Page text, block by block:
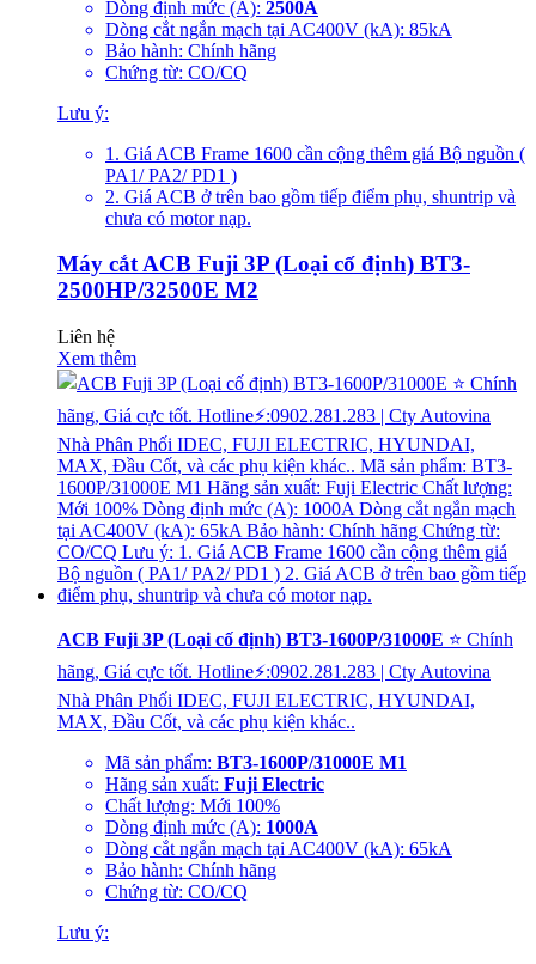
Dòng định mức (A): 2500A
Dòng cắt ngắn mạch tại AC400V (kA): 85kA
Bảo hành: Chính hãng
Chứng từ: CO/CQ
Lưu ý:
1. Giá ACB Frame 1600 cần cộng thêm giá Bộ nguồn (
PA1/ PA2/ PD1 )
2. Giá ACB ở trên bao gồm tiếp điểm phụ, shuntrip và
chưa có motor nạp.
Máy cắt ACB Fuji 3P (Loại cố định) BT3-
2500HP/32500E M2
Liên hệ
Xem thêm
ACB Fuji 3P (Loại cố định) BT3-1600P/31000E ⭐ Chính
hãng, Giá cực tốt. Hotline⚡:0902.281.283 | Cty Autovina
Nhà Phân Phối IDEC, FUJI ELECTRIC, HYUNDAI,
MAX, Đầu Cốt, và các phụ kiện khác..
Mã sản phẩm: BT3-1600P/31000E M1
Hãng sản xuất: Fuji Electric
Chất lượng: Mới 100%
Dòng định mức (A): 1000A
Dòng cắt ngắn mạch tại AC400V (kA): 65kA
Bảo hành: Chính hãng
Chứng từ: CO/CQ
Lưu ý: